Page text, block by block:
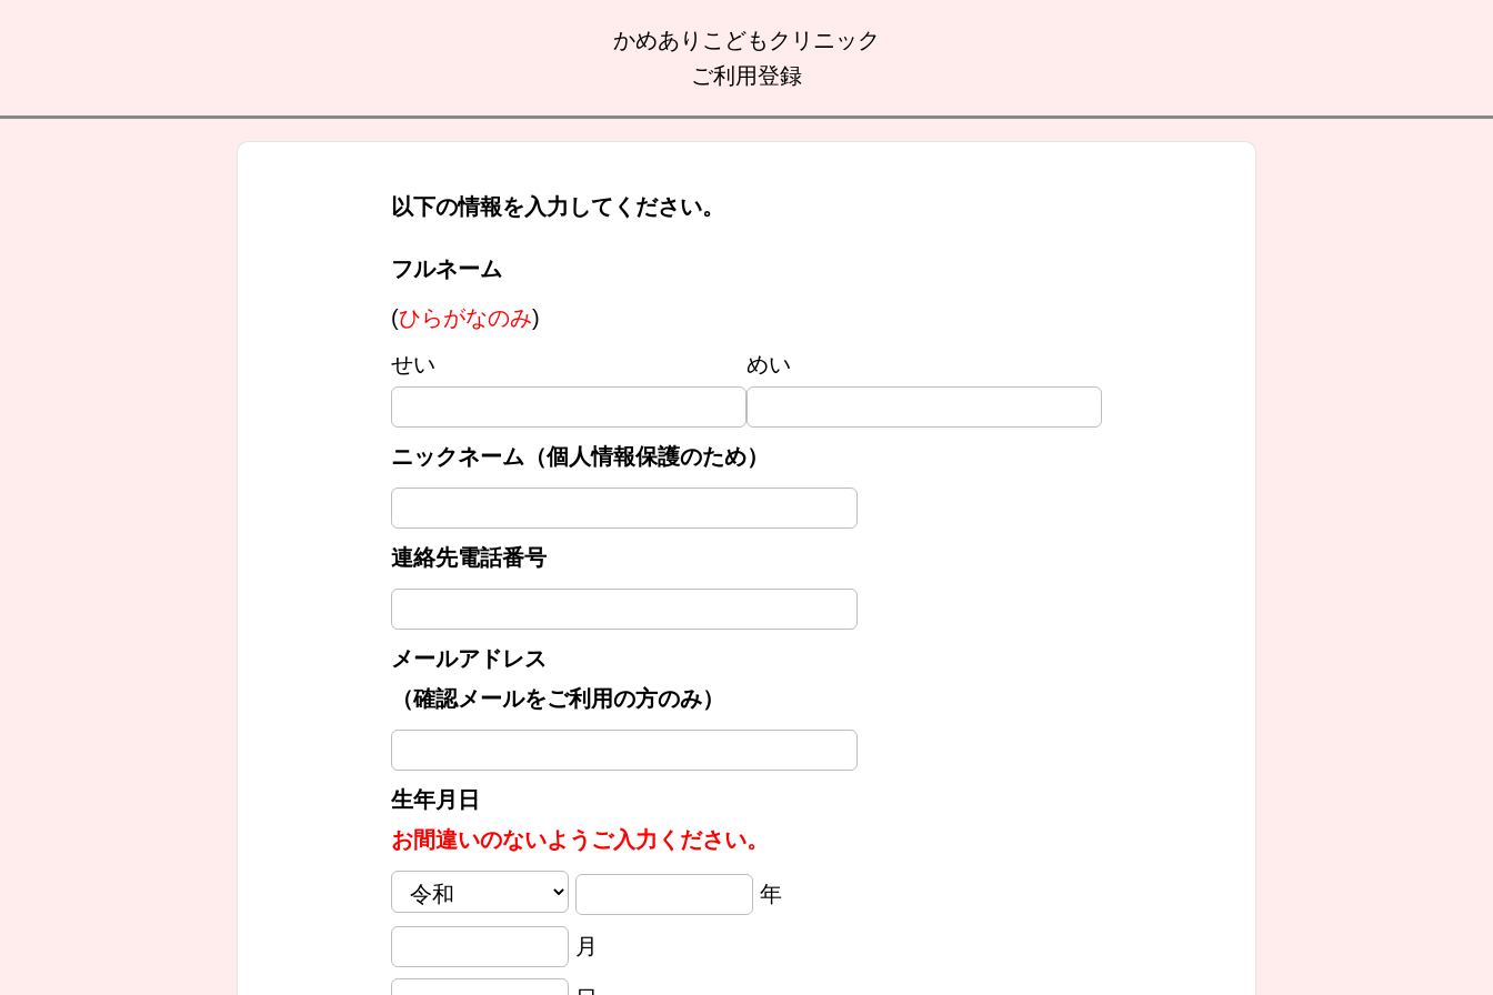
かめありこどもクリニック
ご利用登録
以下の情報を入力してください。
フルネーム
(ひらがなのみ)
せい
めい
ニックネーム（個人情報保護のため）
連絡先電話番号
メールアドレス
（確認メールをご利用の方のみ）
生年月日
お間違いのないようご入力ください。
年
月